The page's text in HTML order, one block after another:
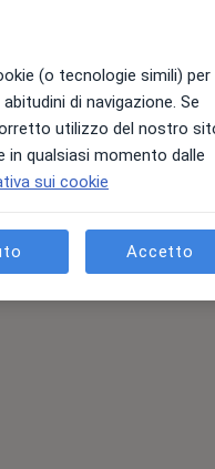
(o tecnologie simili) per
di navigazione. Se
utilizzo del nostro
in qualsiasi momento dalle
sui cookie
Accetto